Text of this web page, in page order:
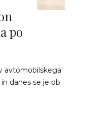
po
avtomobilskega
danes se je ob